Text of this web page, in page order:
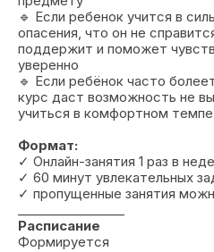
🔹 Если ребенок учится в
опасения, что он не
поддержит и поможет
уверенно
🔹 Если ребёнок часто
курс даст возможность не
учиться в комфортном темпе
Формат:
✓ Онлайн-занятия 1 раз в
✓ 60 минут увлекательных
✓ пропущенные занятия
Расписание
Формируется